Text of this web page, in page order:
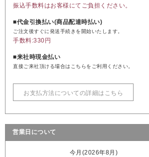
振込手数料はお客様にてご負担ください。
■代金引換払い(商品配達時払い)
ご注文後すぐに発送手続きを開始いたします。
手数料:330円
■来社時現金払い
直接ご来社頂ける場合はこちらをご利用ください。
お支払方法についての詳細はこちら
営業日について
今月(2026年8月)